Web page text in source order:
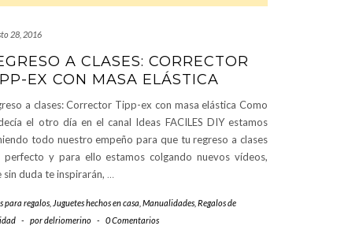
28, 2016
A CLASES: CORRECTOR
EX CON MASA ELÁSTICA
a clases: Corrector Tipp-ex con masa elástica Como
el otro día en el canal Ideas FACILES DIY estamos
todo nuestro empeño para que tu regreso a clases
perfecto y para ello estamos colgando nuevos vídeos,
sin duda te inspirarán, …
para regalos Juguetes hechos en casa Manualidades Regalos de
- pordelriomerino - 0 Comentarios